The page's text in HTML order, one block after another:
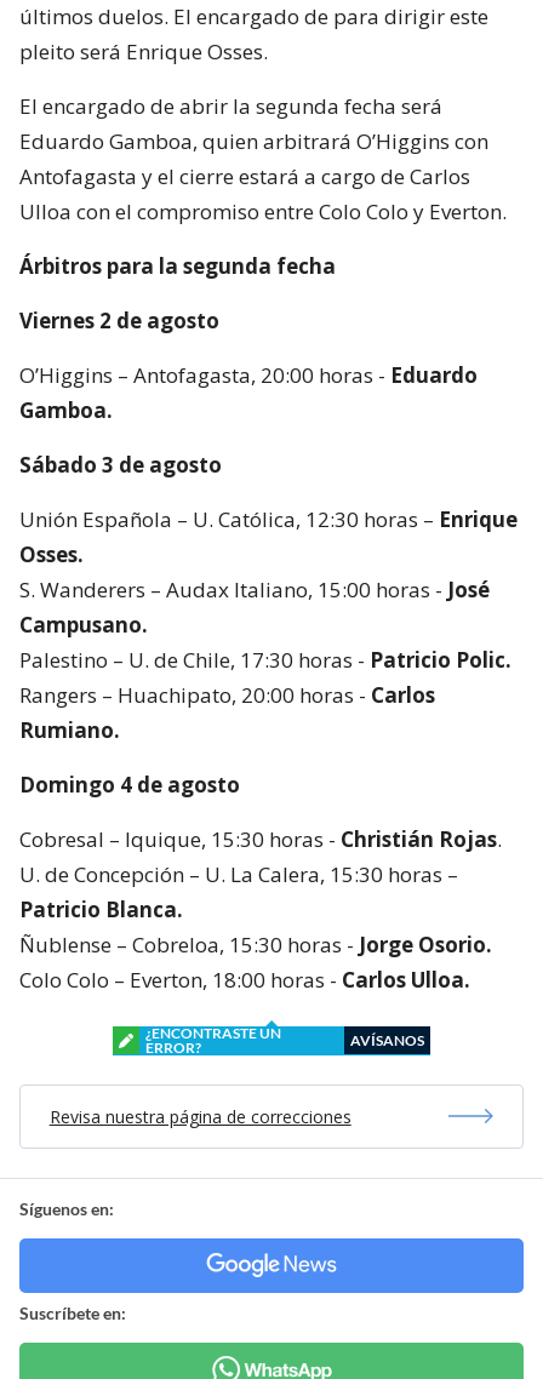
últimos duelos. El encargado de para dirigir este
pleito será Enrique Osses.
El encargado de abrir la segunda fecha será
Eduardo Gamboa, quien arbitrará O’Higgins con
Antofagasta y el cierre estará a cargo de Carlos
Ulloa con el compromiso entre Colo Colo y Everton.
Árbitros para la segunda fecha
Viernes 2 de agosto
O’Higgins – Antofagasta, 20:00 horas - Eduardo
Gamboa.
Sábado 3 de agosto
Unión Española – U. Católica, 12:30 horas – Enrique
Osses.
S. Wanderers – Audax Italiano, 15:00 horas - José
Campusano.
Palestino – U. de Chile, 17:30 horas - Patricio Polic.
Rangers – Huachipato, 20:00 horas - Carlos
Rumiano.
Domingo 4 de agosto
Cobresal – Iquique, 15:30 horas - Christián Rojas.
U. de Concepción – U. La Calera, 15:30 horas –
Patricio Blanca.
Ñublense – Cobreloa, 15:30 horas - Jorge Osorio.
Colo Colo – Everton, 18:00 horas - Carlos Ulloa.
¿ENCONTRASTE UN
ERROR?
AVÍSANOS
Revisa nuestra página de correcciones
Síguenos en:
Suscríbete en: